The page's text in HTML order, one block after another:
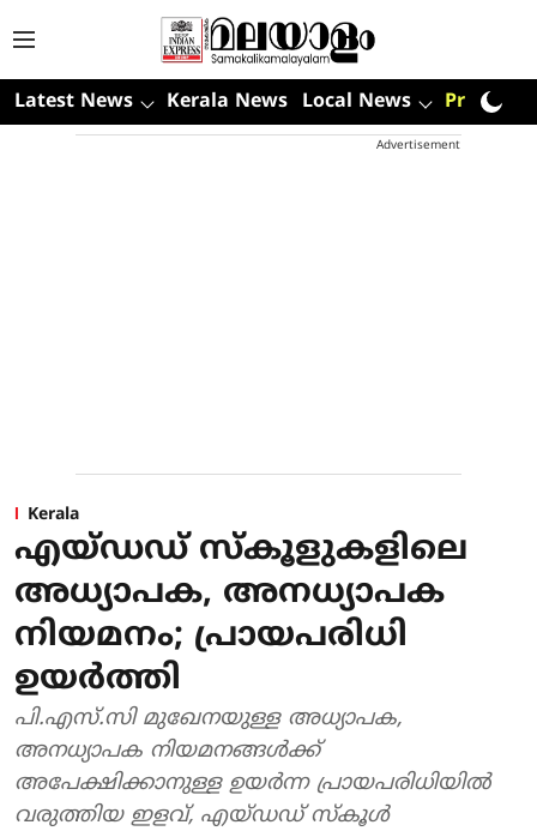
Latest News Kerala News Local News Premium
Advertisement
Kerala
എയ്‌ഡഡ് സ്‌കൂളുകളിലെ
അധ്യാപക, അനധ്യാപക
നിയമനം; പ്രായപരിധി
ഉയർത്തി
പി.എസ്.സി മുഖേനയുള്ള അധ്യാപക,
അനധ്യാപക നിയമനങ്ങൾക്ക്
അപേക്ഷിക്കാനുള്ള ഉയർന്ന പ്രായപരിധിയിൽ
വരുത്തിയ ഇളവ്, എയ്ഡഡ് സ്കൂൾ